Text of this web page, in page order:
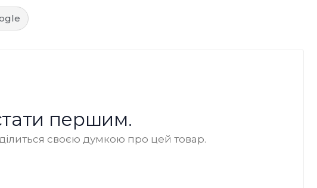
першим.
своєю думкою про цей товар.